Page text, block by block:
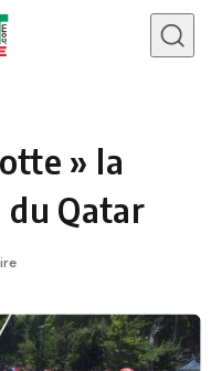
» la
du Qatar